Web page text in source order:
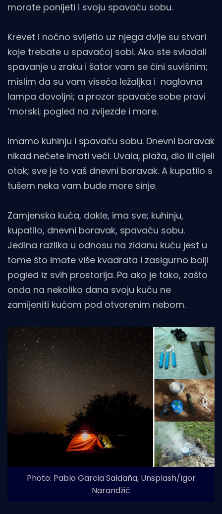
morate ponijeti i svoju spavaću sobu.
Krevet i noćno svijetlo uz njega dvije su stvari
koje trebate u spavaćoj sobi. Ako ste svladali
spavanje u zraku i šator vam se čini suvišnim;
mislim da su vam viseća ležaljka i naglavna
lampa dovoljni; a prozor spavaće sobe pravi
‘morski; pogled na zvijezde i more.
Imamo kuhinju i spavaću sobu. Dnevni boravak
nikad nećete imati veći. Uvala, plaža, dio ili cijeli
otok; sve je to vaš dnevni boravak. A kupatilo s
tušem neka vam bude more sinje.
Zamjenska kuća, dakle, ima sve; kuhinju,
kupatilo, dnevni boravak, spavaću sobu.
Jedina razlika u odnosu na zidanu kuću jest u
tome što imate više kvadrata i zasigurno bolji
pogled iz svih prostorija. Pa ako je tako, zašto
onda na nekoliko dana svoju kuću ne
zamijeniti kućom pod otvorenim nebom.
Photo: Pablo Garcia Saldaña, Unsplash/Igor
Narandžić